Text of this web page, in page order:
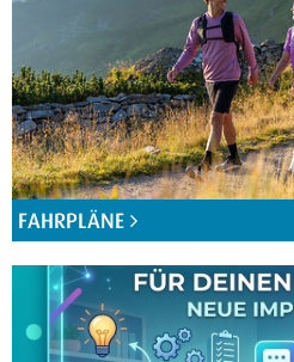
FAHRPLÄNE